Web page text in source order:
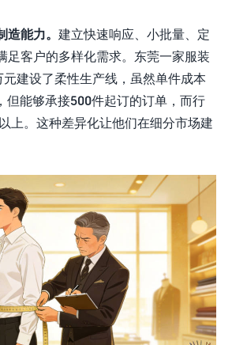
造能力。 建立快速响应、小批量、定
足客户的多样化需求。东莞一家服装
建设了柔性生产线，虽然单件成本
但能够承接500件起订的订单，而行
上。这种差异化让他们在细分市场建